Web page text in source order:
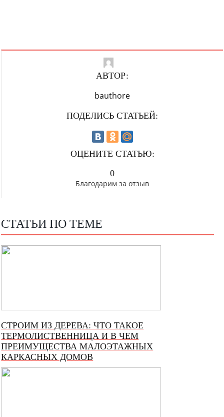
АВТОР:
bauthore
ПОДЕЛИСЬ СТАТЬЕЙ:
ОЦЕНИТЕ СТАТЬЮ:
0
Благодарим за отзыв
СТАТЬИ ПО ТЕМЕ
СТРОИМ ИЗ ДЕРЕВА: ЧТО ТАКОЕ
ТЕРМОЛИСТВЕННИЦА И В ЧЕМ
ПРЕИМУЩЕСТВА МАЛОЭТАЖНЫХ
КАРКАСНЫХ ДОМОВ